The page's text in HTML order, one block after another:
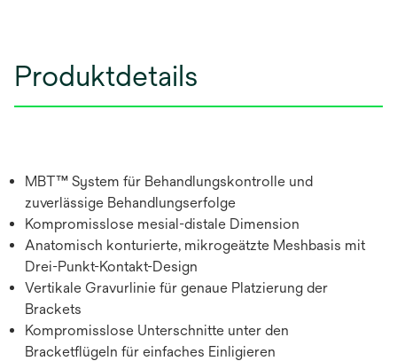
Produktdetails
MBT™ System für Behandlungskontrolle und
zuverlässige Behandlungserfolge
Kompromisslose mesial-distale Dimension
Anatomisch konturierte, mikrogeätzte Meshbasis mit
Drei-Punkt-Kontakt-Design
Vertikale Gravurlinie für genaue Platzierung der
Brackets
Kompromisslose Unterschnitte unter den
Bracketflügeln für einfaches Einligieren